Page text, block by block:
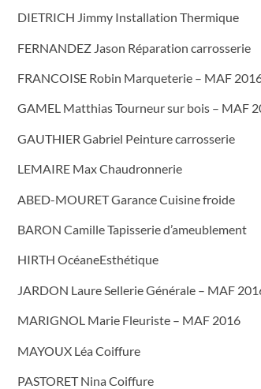
DIETRICH Jimmy Installation Thermique
FERNANDEZ Jason Réparation carrosserie
FRANCOISE Robin Marqueterie – MAF
GAMEL Matthias Tourneur sur bois – MAF
GAUTHIER Gabriel Peinture carrosserie
LEMAIRE Max Chaudronnerie
ABED-MOURET Garance Cuisine froide
BARON Camille Tapisserie d’ameublement
HIRTH OcéaneEsthétique
JARDON Laure Sellerie Générale – MAF
MARIGNOL Marie Fleuriste – MAF 2016
MAYOUX Léa Coiffure
PASTORET Nina Coiffure